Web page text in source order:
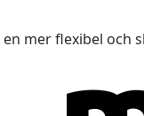
mer flexibel och